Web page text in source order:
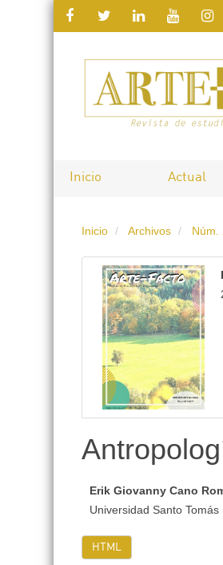
Salto
rápido
de
página
Navegación
principal
Contenido
principal
lateral
Inicio Actual
Inicio Archivos Núm.
Erik Giovanny Cano
Universidad Santo Tomás
HTML